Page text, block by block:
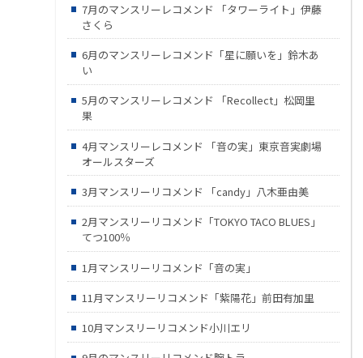
7月のマンスリーレコメンド 「タワーライト」伊藤
さくら
6月のマンスリーレコメンド「星に願いを」鈴木あ
い
5月のマンスリーレコメンド 「Recollect」松岡里
果
4月マンスリーレコメンド 「音の実」東京音実劇場
オールスターズ
3月マンスリーリコメンド 「candy」八木亜由美
2月マンスリーリコメンド「TOKYO TACO BLUES」
てつ100％
1月マンスリーリコメンド「音の実」
11月マンスリーリコメンド「紫陽花」前田有加里
10月マンスリーリコメンド小川エリ